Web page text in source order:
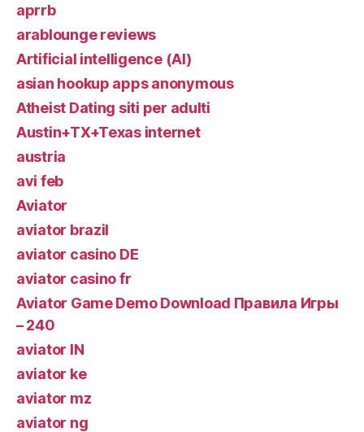
aprrb
arablounge reviews
Artificial intelligence (AI)
asian hookup apps anonymous
Atheist Dating siti per adulti
Austin+TX+Texas internet
austria
avi feb
Aviator
aviator brazil
aviator casino DE
aviator casino fr
Aviator Game Demo Download Правила Игры
– 240
aviator IN
aviator ke
aviator mz
aviator ng